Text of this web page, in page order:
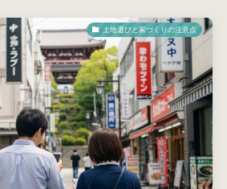
土地選びと家づくりの注意点